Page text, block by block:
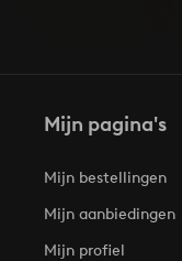
Mijn pagina's
Mijn bestellingen
Mijn aanbiedingen
Mijn profiel